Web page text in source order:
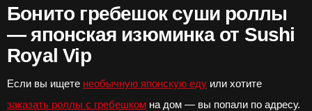
стружке
тунца
Бонито гребешок суши роллы
— японская изюминка от Sushi
Royal Vip
Если вы ищете необычную японскую еду или хотите
заказать роллы с гребешком на дом — вы попали по адресу.